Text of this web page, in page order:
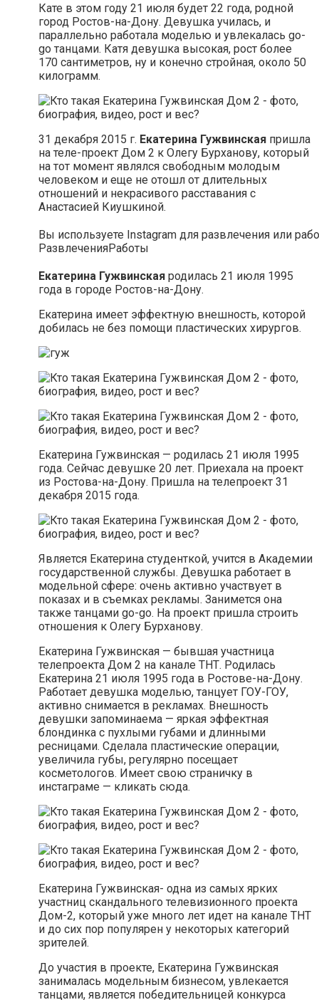
Кате в этом году 21 июля будет 22 года, родной
город Ростов-на-Дону. Девушка училась, и
параллельно работала моделью и увлекалась go-
go танцами. Катя девушка высокая, рост более
170 сантиметров, ну и конечно стройная, около 50
килограмм.
31 декабря 2015 г. Екатерина Гужвинская пришла
на теле-проект Дом 2 к Олегу Бурханову, который
на тот момент являлся свободным молодым
человеком и еще не отошл от длительных
отношений и некрасивого расставания с
Анастасией Киушкиной.
Вы используете Instagram для развлечения или
РазвлеченияРаботы
Екатерина Гужвинская родилась 21 июля 1995
года в городе Ростов-на-Дону.
Екатерина имеет эффектную внешность, которой
добилась не без помощи пластических хирургов.
Екатерина Гужвинская — родилась 21 июля 1995
года. Сейчас девушке 20 лет. Приехала на проект
из Ростова-на-Дону. Пришла на телепроект 31
декабря 2015 года.
Является Екатерина студенткой, учится в Академии
государственной службы. Девушка работает в
модельной сфере: очень активно участвует в
показах и в съемках рекламы. Занимется она
также танцами go-go. На проект пришла строить
отношения к Олегу Бурханову.
Екатерина Гужвинская — бывшая участница
телепроекта Дом 2 на канале ТНТ. Родилась
Екатерина 21 июля 1995 года в Ростове-на-Дону.
Работает девушка моделью, танцует ГОУ-ГОУ,
активно снимается в рекламах. Внешность
девушки запоминаема — яркая эффектная
блондинка с пухлыми губами и длинными
ресницами. Сделала пластические операции,
увеличила губы, регулярно посещает
косметологов. Имеет свою страничку в
инстаграме — кликать сюда.
Екатерина Гужвинская- одна из самых ярких
участниц скандального телевизионного проекта
Дом-2, который уже много лет идет на канале ТНТ
и до сих пор популярен у некоторых категорий
зрителей.
До участия в проекте, Екатерина Гужвинская
занималась модельным бизнесом, увлекается
танцами, является победительницей конкурса